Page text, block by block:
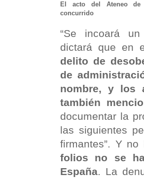
El acto del Ateneo de
concurrido
“Se incoará
dictará que en
delito de
de
nombre, y los
también
documentar la
las siguientes
firmantes”. Y
folios no se
España. La